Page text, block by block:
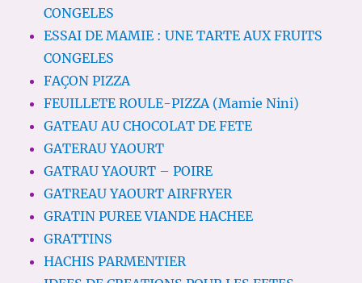
CONGELES
ESSAI DE MAMIE : UNE TARTE AUX FRUITS
CONGELES
FAÇON PIZZA
FEUILLETE ROULE-PIZZA (Mamie Nini)
GATEAU AU CHOCOLAT DE FETE
GATERAU YAOURT
GATRAU YAOURT – POIRE
GATREAU YAOURT AIRFRYER
GRATIN PUREE VIANDE HACHEE
GRATTINS
HACHIS PARMENTIER